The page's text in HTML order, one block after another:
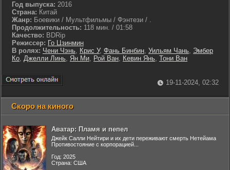
Год выпуска: 2016
Страна: Китай
Жанр: Боевики / Мультфильмы / Фэнтези / .
Продолжительность: 118 мин. / 01:58
Качество: BDRip
Режиссер: Го Цзинмин
В ролях: Чени Чэнь, Крис У, Фань Бинбин, Уильям Чань, Эмбер
Ко, Джелли Линь, Ян Ми, Рой Ван, Кевин Янь, Тони Ван
19-11-2024, 02:32
Скоро на киного
Аватар: Пламя и пепел
Джейк Салли Нейтири и их дети переживают смерть Нетейама
Противостояние с корпорацией...
Год: 2025
Страна: США